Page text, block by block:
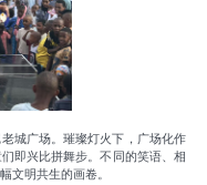
城广场。璀璨灯火下，广场化作
即兴比拼舞步。不同的笑语、相
文明共生的画卷。